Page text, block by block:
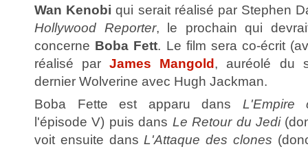
Wan Kenobi qui serait réalisé par Stephen
Hollywood Reporter, le prochain qui
concerne Boba Fett. Le film sera co-écrit
réalisé parJames Mangold, auréolé du
dernier Wolverine avec Hugh Jackman.
Boba Fette est apparu dans L'Empire
l'épisode V) puis dans Le Retour du Jedi
voit ensuite dansL'Attaque des clones